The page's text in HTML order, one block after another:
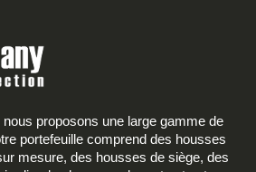
proposons une large gamme de
portefeuille comprend des housses
mesure, des housses de siège, des